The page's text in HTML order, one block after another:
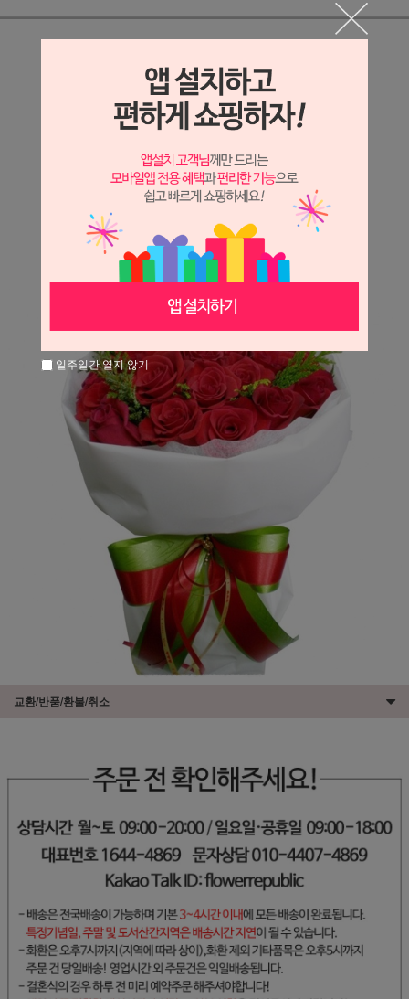
상세정보 새창 열기
상세 정보를 확대해 보실 수 있습니다.
※ 필독해주세요 ※
는 시세 변동에 따라 가격이 달라질 수 있으니
문의 후 주문 바랍니다.
교환/반품/환불/취소
일주일간 열지 않기